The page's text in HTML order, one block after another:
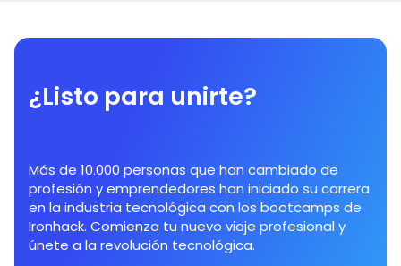
¿Listo para unirte?
Más de 10.000 personas que han cambiado de
profesión y emprendedores han iniciado su carrera
en la industria tecnológica con los bootcamps de
Ironhack. Comienza tu nuevo viaje profesional y
únete a la revolución tecnológica.